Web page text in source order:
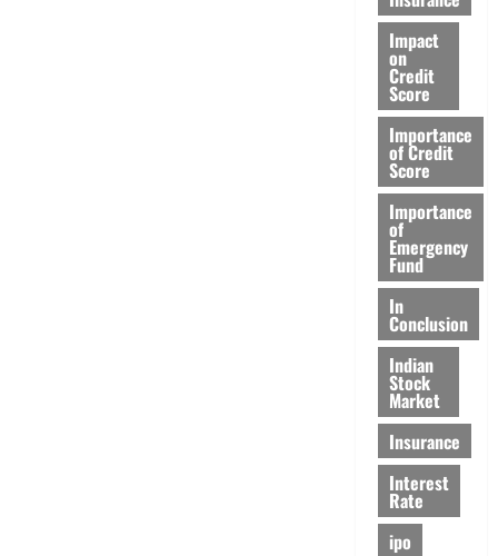
Impact
on
Credit
Score
Importance
of Credit
Score
Importance
of
Emergency
Fund
In
Conclusion
Indian
Stock
Market
Insurance
Interest
Rate
ipo